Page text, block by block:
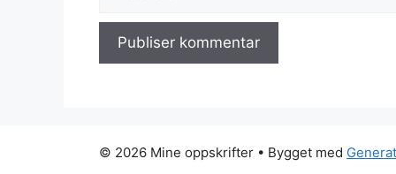
© 2026 Mine oppskrifter • Bygget med